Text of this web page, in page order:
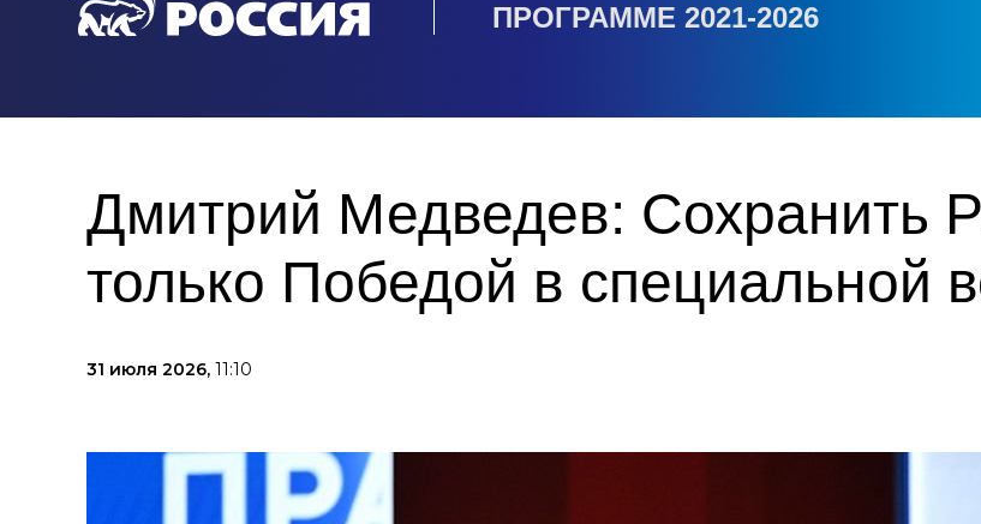
ПРОГРАММЕ 2021-2026
Дмитрий Медведев: Сохранить
только Победой в специальной
31 июля 2026, 11:10